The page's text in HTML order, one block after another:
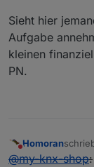
Sieht hier
Aufgabe
kleinen
PN.
Nicht stören
Homoran
@my-knx-shop: